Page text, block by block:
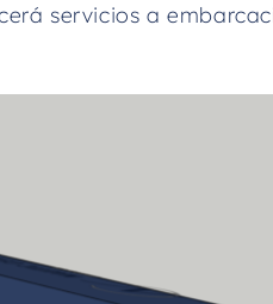
servicios a